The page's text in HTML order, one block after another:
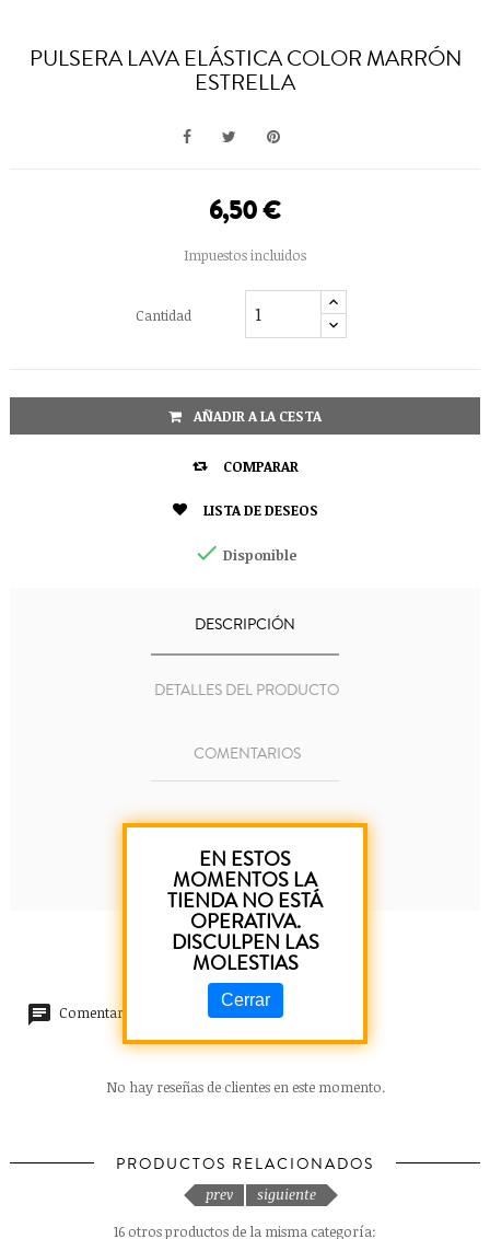
PULSERA LAVA ELÁSTICA COLOR MARRÓN
ESTRELLA
6,50 €
Impuestos incluidos
Cantidad
AÑADIR A LA CESTA
 COMPARAR
 LISTA DE DESEOS
 Disponible
DESCRIPCIÓN
DETALLES DEL PRODUCTO
COMENTARIOS
Pulsera Lava elástica color Estrella.
Comentarios (0)
No hay reseñas de clientes en este momento.
PRODUCTOS RELACIONADOS
16 otros productos de la misma categoría:
prev siguiente
EN ESTOS
MOMENTOS LA
TIENDA NO ESTÁ
OPERATIVA.
DISCULPEN LAS
MOLESTIAS
Cerrar